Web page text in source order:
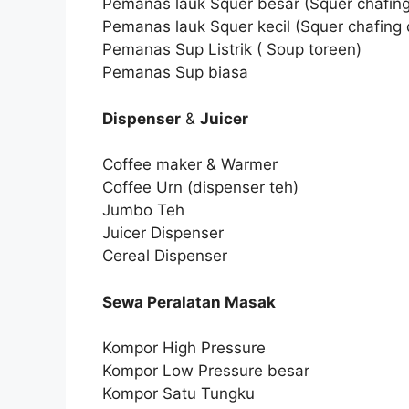
Pemanas lauk Squer besar (Squer
Pemanas lauk Squer kecil (Squer chafing
Pemanas Sup Listrik ( Soup toreen)
Pemanas Sup biasa
Dispenser & Juicer
Coffee maker & Warmer
Coffee Urn (dispenser teh)
Jumbo Teh
Juicer Dispenser
Cereal Dispenser
Sewa Peralatan Masak
Kompor High Pressure
Kompor Low Pressure besar
Kompor Satu Tungku